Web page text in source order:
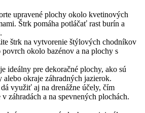
upravené plochy okolo kvetinových
Štrk pomáha potláčať rast burín a
štrk na vytvorenie štýlových chodníkov
povrch okolo bazénov a na plochy s
ideálny pre dekoračné plochy, ako sú
alebo okraje záhradných jazierok.
využiť aj na drenážne účely, čím
záhradách a na spevnených plochách.